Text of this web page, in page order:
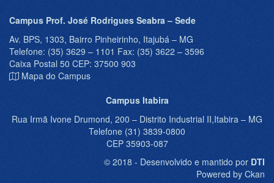
Campus Prof. José Rodrigues Seabra – Sede
Av. BPS, 1303, Bairro Pinheirinho, Itajubá – MG
Telefone: (35) 3629 – 1101 Fax: (35) 3622 – 3596
Caixa Postal 50 CEP: 37500 903
Mapa do Campus
Campus Itabira
Rua Irmã Ivone Drumond, 200 – Distrito Industrial II,Itabira – MG
Telefone (31) 3839-0800
CEP 35903-087
© 2018 - Desenvolvido e mantido por DTI
Powered by Ckan